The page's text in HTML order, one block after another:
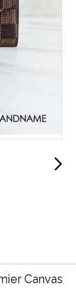
Canvas